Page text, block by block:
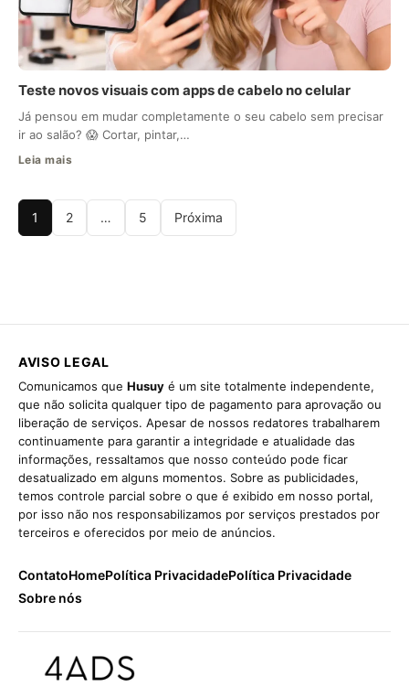
Teste novos visuais com apps de cabelo no celular
Já pensou em mudar completamente o seu cabelo sem precisar
ir ao salão? 😱 Cortar, pintar,…
Leia mais
1 2 … 5 Próxima
AVISO LEGAL
Comunicamos que Husuy é um site totalmente independente,
que não solicita qualquer tipo de pagamento para aprovação ou
liberação de serviços. Apesar de nossos redatores trabalharem
continuamente para garantir a integridade e atualidade das
informações, ressaltamos que nosso conteúdo pode ficar
desatualizado em alguns momentos. Sobre as publicidades,
temos controle parcial sobre o que é exibido em nosso portal,
por isso não nos responsabilizamos por serviços prestados por
terceiros e oferecidos por meio de anúncios.
ContatoHomePolítica PrivacidadePolítica Privacidade
Sobre nós